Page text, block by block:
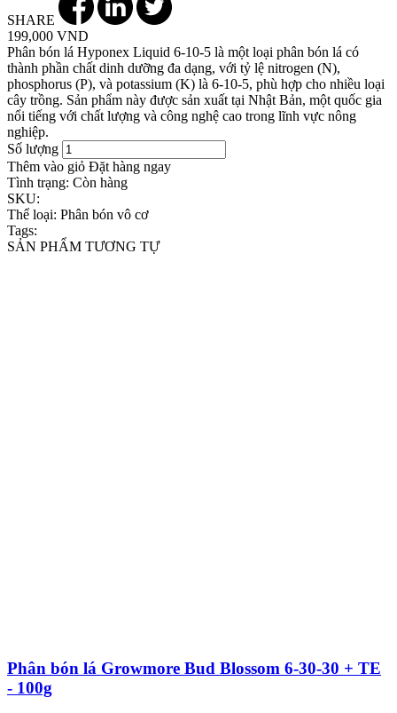
SHARE
199,000 VND
Phân bón lá Hyponex Liquid 6-10-5 là một loại phân bón lá có
thành phần chất dinh dưỡng đa dạng, với tỷ lệ nitrogen (N),
phosphorus (P), và potassium (K) là 6-10-5, phù hợp cho nhiều loại
cây trồng. Sản phẩm này được sản xuất tại Nhật Bản, một quốc gia
nổi tiếng với chất lượng và công nghệ cao trong lĩnh vực nông
nghiệp.
Số lượng
Thêm vào giỏ Đặt hàng ngay
Tình trạng: Còn hàng
SKU:
Thể loại: Phân bón vô cơ
Tags:
SẢN PHẨM TƯƠNG TỰ
Phân bón lá Growmore Bud Blossom 6-30-30 + TE
- 100g